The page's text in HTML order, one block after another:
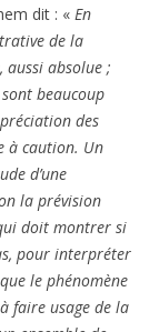
dit : «En
de la
aussi absolue ;
beaucoup
des
à caution. Un
d’une
la prévision
doit montrer si
pour interpréter
le phénomène
faire usage de la